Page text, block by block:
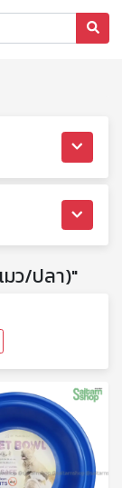
ว/ปลา)"